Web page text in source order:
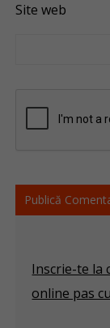
Site web
Inscrie-te la
online pas